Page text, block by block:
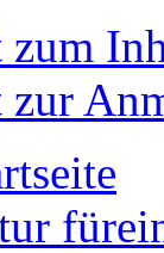
zum